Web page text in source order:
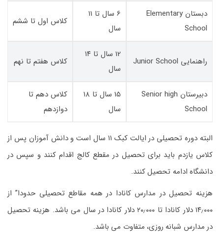
دبستان Elementary
School
6 سال تا ۱۱
سال
کلاس اول تا ششم
راهنمایی Junior School
12 سال تا ۱۴
سال
کلاس هفتم تا نهم
دبیرستان Senior high
School
15 سال تا ۱۸
سال
کلاس دهم تا
دوازدهم
البته دوره تحصیلی در ایالت کبک ۱۱ سال است و دانش آموزان پس از
کلاس یازدم باید برای تحصیل در مقطع کالج اقدام کنند و سپس در
دانشگاه ادامه تحصیل کنند.
هزینه تحصیل در مدارس کانادا در همه مقاطع تحصیلی حدودا” از
۱۴٫۰۰۰ دلار کانادا تا ۲۰٫۰۰۰ دلار کانادا در سال می باشد. هزینه تحصیل
در مدارس شبانه روزی، متفاوت می باشد.